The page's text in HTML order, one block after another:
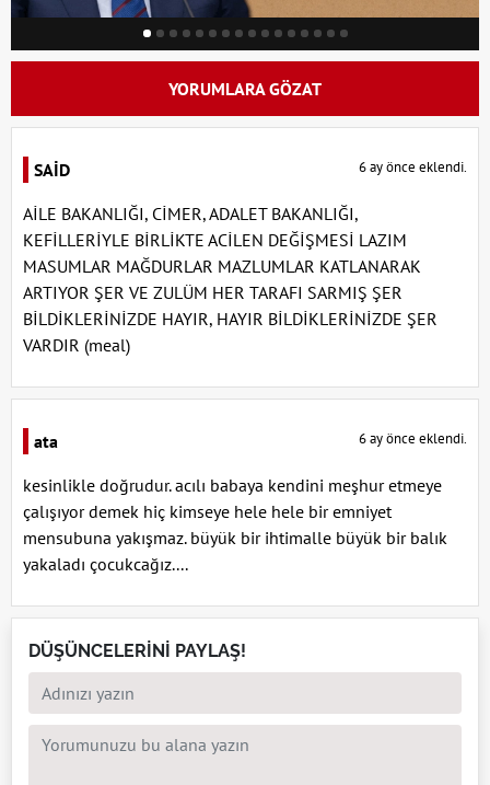
YORUMLARA GÖZAT
SAİD 6 ay önce eklendi.
AİLE BAKANLIĞI, CİMER, ADALET BAKANLIĞI,
KEFİLLERİYLE BİRLİKTE ACİLEN DEĞİŞMESİ LAZIM
MASUMLAR MAĞDURLAR MAZLUMLAR KATLANARAK
ARTIYOR ŞER VE ZULÜM HER TARAFI SARMIŞ ŞER
BİLDİKLERİNİZDE HAYIR, HAYIR BİLDİKLERİNİZDE ŞER
VARDIR (meal)
ata 6 ay önce eklendi.
kesinlikle doğrudur. acılı babaya kendini meşhur etmeye
çalışıyor demek hiç kimseye hele hele bir emniyet
mensubuna yakışmaz. büyük bir ihtimalle büyük bir balık
yakaladı çocukcağız....
DÜŞÜNCELERİNİ PAYLAŞ!